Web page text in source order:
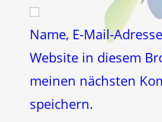
zum
ein
URL
ein
(optional)
Name, E-Mail-
Website in diesem
meinen nächsten
speichern.